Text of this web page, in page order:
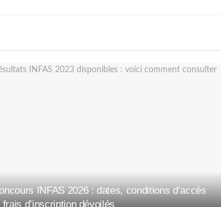
INFAS 2026 : dates, conditions d’accès
frais d’inscription dévoilés